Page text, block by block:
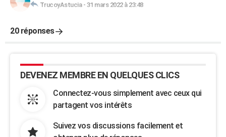
TrucoyAstucia- 31 mars 2022 à 23:48
20 réponses
DEVENEZ MEMBRE EN QUELQUES CLICS
Connectez-vous simplement avec ceux qui
partagent vos intérêts
Suivez vos discussions facilement et